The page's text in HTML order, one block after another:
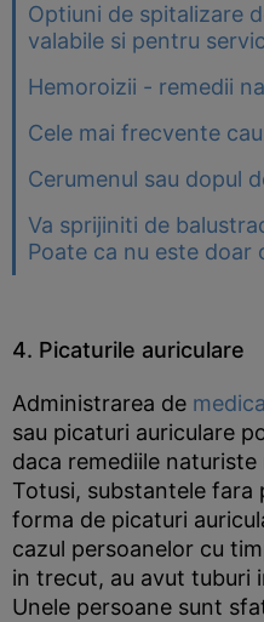
Optiuni de spitalizare
valabile si pentru
Hemoroizii - remedii
Cele mai frecvente
Cerumenul sau dopul
Va sprijiniti de
Poate ca nu este doar
4. Picaturile auriculare
Administrarea de
sau picaturi auriculare
daca remediile
Totusi, substantele fara
forma de picaturi
cazul persoanelor cu
in trecut, au avut tuburi
Unele persoane sunt